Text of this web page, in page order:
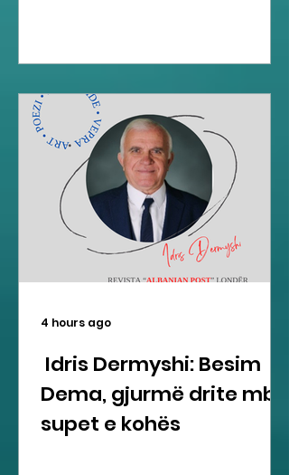
Idris Dermyshi: Besim
Dema, gjurmë drite mbi
supet e kohës
4 hours ago